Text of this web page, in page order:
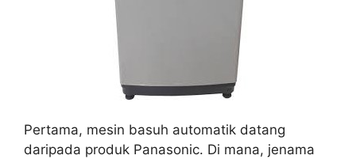
Pertama, mesin basuh automatik datang
daripada produk Panasonic. Di mana, jenama